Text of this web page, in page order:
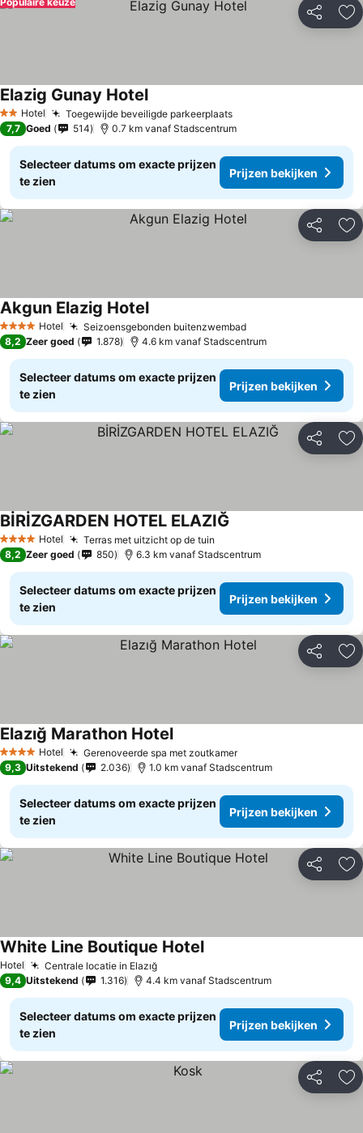
Delen
2 Sterren
Hotel Toegewijde beveiligde parkeerplaats
Elazig Gunay Hotel
7,7 Goed 514 0.7 km vanaf Stadscentrum
Selecteer datums om exacte prijzen
te zien
Prijzen bekijken
Delen
4 SterrenHotel Seizoensgebonden buitenzwembad
Akgun Elazig Hotel
8,2 Zeer goed 1.878 4.6 km vanaf Stadscentrum
Selecteer datums om exacte prijzen
te zien
Prijzen bekijken
Delen
4 SterrenHotel Terras met uitzicht op de tuin
BİRİZGARDEN HOTEL ELAZIĞ
8,2 Zeer goed 850 6.3 km vanaf Stadscentrum
Selecteer datums om exacte prijzen
te zien
Prijzen bekijken
Delen
4 SterrenHotel Gerenoveerde spa met zoutkamer
Elazığ Marathon Hotel
9,3 Uitstekend 2.036 1.0 km vanaf Stadscentrum
Selecteer datums om exacte prijzen
te zien
Prijzen bekijken
Delen
Hotel Centrale locatie in Elazığ
White Line Boutique Hotel
9,4 Uitstekend 1.316 4.4 km vanaf Stadscentrum
Selecteer datums om exacte prijzen
te zien
Prijzen bekijken
Delen